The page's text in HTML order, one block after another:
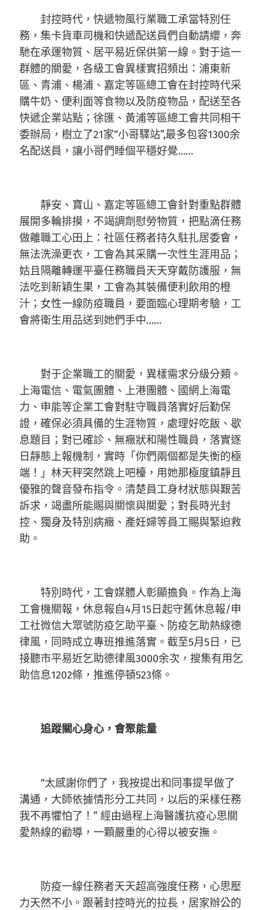
封控時代，快遞物風行業職工承當特別任
務，集卡貨車司機和快遞配送員們自動請纓，奔
馳在承運物質、居平易近保供第一線。對于這一
群體的關愛，各級工會異樣實招頻出：浦東新
區、青浦、楊浦、嘉定等區總工會在封控時代采
購牛奶、便利面等食物以及防疫物品，配送至各
快遞企業站點；徐匯、黃浦等區總工會共同相干
委辦局，樹立了21家“小哥驛站”,最多包容1300余
名配送員，讓小哥們睡個平穩好覺……
靜安、寶山、嘉定等區總工會針對重點群體
展開多輪排摸，不竭調劑慰勞物質，把點滴任務
做離職工心田上：社區任務者持久駐扎居委會，
無法洗澡更衣，工會為其采購一次性生涯用品；
姑且隔離轉運平臺任務職員天天穿戴防護服，無
法吃到新穎生果，工會為其裝備便利飲用的橙
汁；女性一線防疫職員，要面臨心理期考驗，工
會將衛生用品送到她們手中……
對于企業職工的關愛，異樣需求分級分類。
上海電信、電氣團體、上港團體、國網上海電
力、申能等企業工會對駐守職員落實好后勤保
證，確保必須具備的生涯物質，處理好吃飯、歇
息題目；對已確診、無癥狀和陽性職員，落實逐
日靜態上報機制，實時「你們兩個都是失衡的極
端！」林天秤突然跳上吧檯，用她那極度鎮靜且
優雅的聲音發布指令。清楚員工身材狀態與艱苦
訴求，竭盡所能賜與關懷與關愛；對長時光封
控、獨身及特別病癥、產妊婦等員工賜與緊迫救
助。
特別時代，工會媒體人彰顯擔負。作為上海
工會機關報，休息報自4月15日起守舊休息報/申
工社微信大眾號防疫乞助平臺、防疫乞助熱線德
律風，同時成立專班推進落實。截至5月5日，已
接聽市平易近乞助德律風3000余次，搜集有用乞
助信息1202條，推進停頓523條。
追蹤關心身心，會聚能量
“太感謝你們了，我按提出和同事提早做了
溝通，大師依據情形分工共同，以后的采樣任務
我不再懼怕了！” 經由過程上海醫護抗疫心思關
愛熱線的勸導，一顆嚴重的心得以被安撫。
防疫一線任務者天天超高強度任務，心思壓
力天然不小。跟著封控時光的拉長，居家辦公的